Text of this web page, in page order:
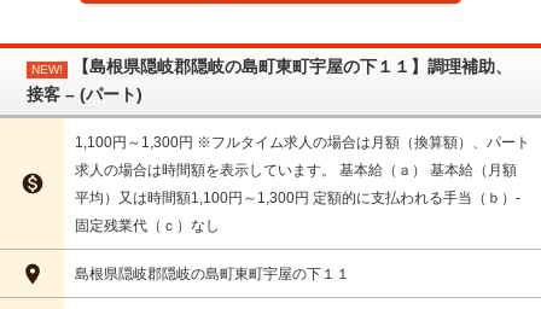
NEW!
【島根県隠岐郡隠岐の島町東町宇屋の下１１】調理補助、
接客 – (パート)

1,100円～1,300円 ※フルタイム求人の場合は月額（換算額）、パート
求人の場合は時間額を表示しています。 基本給（ａ） 基本給（月額
平均）又は時間額1,100円～1,300円 定額的に支払われる手当（ｂ）-
固定残業代（ｃ）なし
 島根県隠岐郡隠岐の島町東町宇屋の下１１